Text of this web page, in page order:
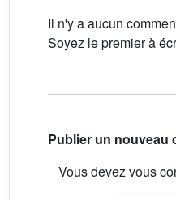
Il n'y a aucun
Soyez le premier à
Publier un nouveau
Vous devez vous